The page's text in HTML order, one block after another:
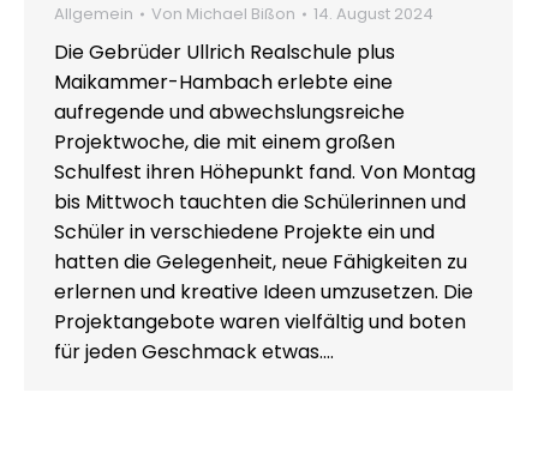
Allgemein Von Michael Bißon 14. August 2024
Die Gebrüder Ullrich Realschule plus
Maikammer-Hambach erlebte eine
aufregende und abwechslungsreiche
Projektwoche, die mit einem großen
Schulfest ihren Höhepunkt fand. Von Montag
bis Mittwoch tauchten die Schülerinnen und
Schüler in verschiedene Projekte ein und
hatten die Gelegenheit, neue Fähigkeiten zu
erlernen und kreative Ideen umzusetzen. Die
Projektangebote waren vielfältig und boten
für jeden Geschmack etwas.…